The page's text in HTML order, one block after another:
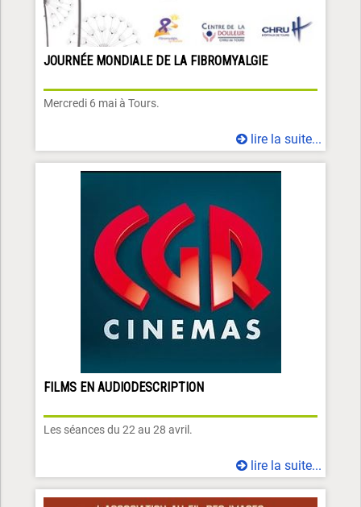
JOURNÉE MONDIALE DE LA FIBROMYALGIE
Mercredi 6 mai à Tours.
lire la suite...
FILMS EN AUDIODESCRIPTION
Les séances du 22 au 28 avril.
lire la suite...